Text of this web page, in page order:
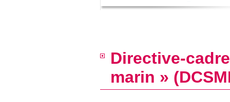
Directive-
marin »